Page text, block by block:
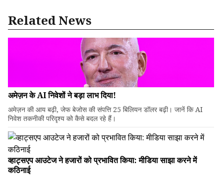
Related News
अमेज़न के AI निवेशों ने बड़ा लाभ दिया!
अमेज़न की आय बढ़ी, जेफ बेजोस की संपत्ति 25 बिलियन डॉलर बढ़ी। जानें कि AI
निवेश तकनीकी परिदृश्य को कैसे बदल रहे हैं।
व्हाट्सएप आउटेज ने हजारों को प्रभावित किया: मीडिया साझा करने में
कठिनाई